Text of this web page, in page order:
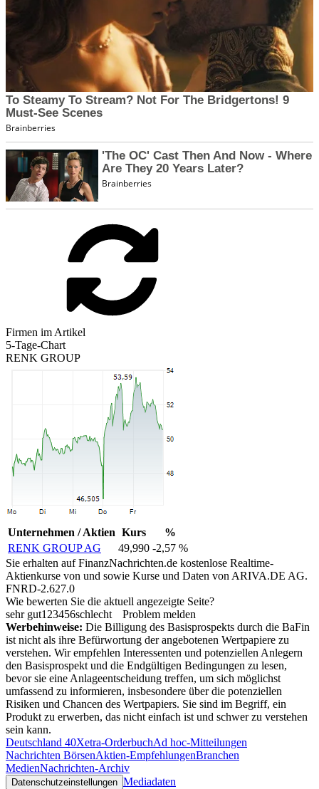
Firmen im Artikel
5-Tage-Chart
RENK GROUP
Unternehmen / Aktien Kurs
%
RENK GROUP AG
49,990 -2,57 %
Sie erhalten auf FinanzNachrichten.de kostenlose Realtime-
Aktienkurse von und sowie Kurse und Daten von ARIVA.DE AG.
FNRD-2.627.0
Wie bewerten Sie die aktuell angezeigte Seite?
sehr gut1 23456schlecht
Problem melden
Werbehinweise: Die Billigung des Basisprospekts durch die BaFin
ist nicht als ihre Befürwortung der angebotenen Wertpapiere zu
verstehen. Wir empfehlen Interessenten und potenziellen Anlegern
den Basisprospekt und die Endgültigen Bedingungen zu lesen,
bevor sie eine Anlageentscheidung treffen, um sich möglichst
umfassend zu informieren, insbesondere über die potenziellen
Risiken und Chancen des Wertpapiers. Sie sind im Begriff, ein
Produkt zu erwerben, das nicht einfach ist und schwer zu verstehen
sein kann.
Deutschland 40Xetra-OrderbuchAd hoc-Mitteilungen
Nachrichten BörsenAktien-EmpfehlungenBranchen
MedienNachrichten-Archiv
Datenschutzeinstellungen Mediadaten